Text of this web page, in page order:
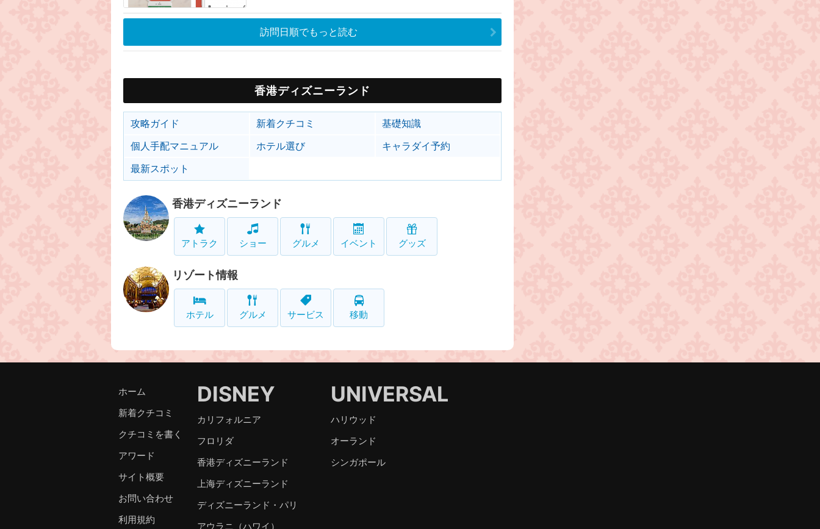
訪問日順でもっと読む
香港ディズニーランド
攻略ガイド 新着クチコミ
基礎知識
個人手配マニュアル
ホテル選び
キャラダイ予約
最新スポット
香港ディズニーランド
アトラク ショー グルメ イベント グッズ
リゾート情報
ホテル グルメ サービス 移動
ホーム
新着クチコミ
クチコミを書く
アワード
サイト概要
お問い合わせ
利用規約
DISNEY
カリフォルニア
フロリダ
香港ディズニーランド
上海ディズニーランド
ディズニーランド・パリ
アウラニ（ハワイ）
UNIVERSAL
ハリウッド
オーランド
シンガポール